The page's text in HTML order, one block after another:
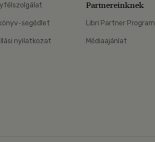
segédlet
nyilatkozat
Partnereinknek
Libri Partner Program
Médiaajánlat